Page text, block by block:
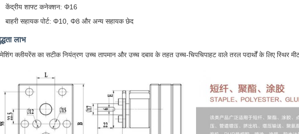
केंद्रीय शाफ्ट कनेक्शन: Φ16
बाहरी सहायक पोर्ट: Φ10, Φ8 और अन्य सहायक छेद
लाभ
क्लीयरेंस का सटीक नियंत्रण उच्च तापमान और उच्च दबाव के तहत उच्च-चिपचिपाहट वाले तरल पदार्थों के लिए स्थिर